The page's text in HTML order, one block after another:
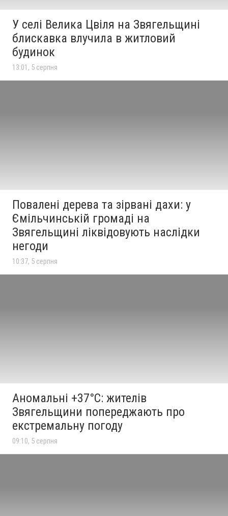
У селі Велика Цвіля на Звягельщині
блискавка влучила в житловий
будинок
13:01, 5 серпня
Повалені дерева та зірвані дахи: у
Ємільчинській громаді на
Звягельщині ліквідовують наслідки
негоди
10:37, 5 серпня
Аномальні +37°C: жителів
Звягельщини попереджають про
екстремальну погоду
09:10, 5 серпня